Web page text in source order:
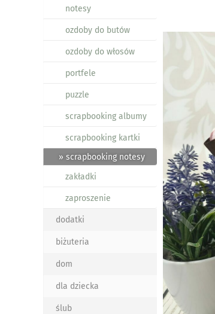
notesy
ozdoby do butów
ozdoby do włosów
portfele
puzzle
scrapbooking albumy
scrapbooking kartki
» scrapbooking notesy
zakładki
zaproszenie
dodatki
biżuteria
dom
dla dziecka
ślub